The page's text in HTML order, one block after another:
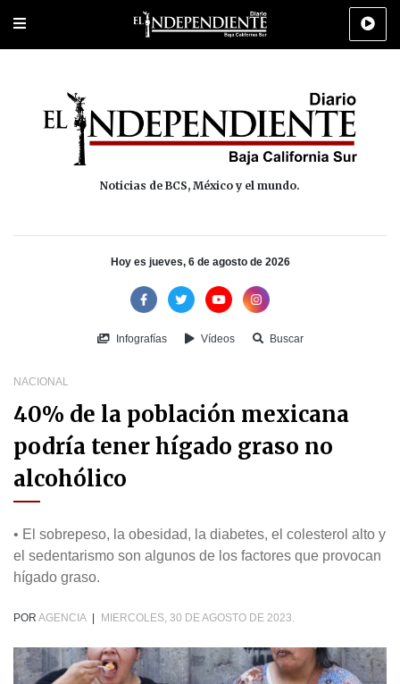
Portada Los Cabos Policiaca Deportes Cultura
Noticias de BCS, México y el mundo.
Hoy es jueves, 6 de agosto de 2026
Infografías Vídeos Buscar
NACIONAL
40% de la población mexicana
podría tener hígado graso no
alcohólico
• El sobrepeso, la obesidad, la diabetes, el colesterol alto y
el sedentarismo son algunos de los factores que provocan
hígado graso.
POR AGENCIA MIERCOLES, 30 DE AGOSTO DE 2023.